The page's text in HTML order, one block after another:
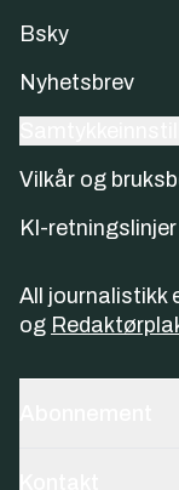
Bsky
Nyhetsbrev
Vilkår og
KI-retningslinjer
All journalistikk
og